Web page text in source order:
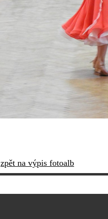
zpět na výpis fotoalb